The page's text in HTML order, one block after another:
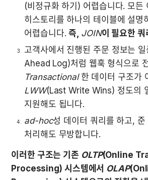
(비정규화 하기) 어렵습니다. 모든
히스토리를 하나의 테이블에 설명
어렵습니다. 즉, JOIN이 필요한
고객사에서 진행된 주문 정보는 일
Transactional
LWW(Last Write Wins) 정도의
지원해도 됩니다.
ad-hoc성 데이터 쿼리를 하고,
처리해도 무방합니다.
이러한 구조는 기존 OLTP(Online
Processing) 시스템에서 OLAP